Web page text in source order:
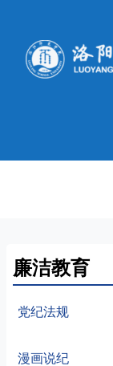
廉洁教育
党纪法规
漫画说纪